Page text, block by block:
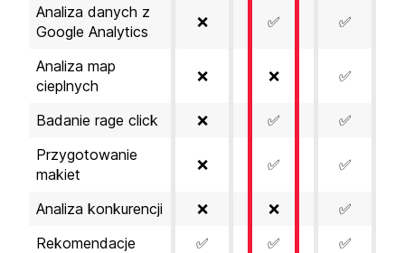
Analiza danych z
Google Analytics
❌ ✅ ✅
Analiza map
cieplnych
❌ ❌ ✅
Badanie rage click ❌ ✅
✅
Przygotowanie
makiet
❌ ✅ ✅
Analiza konkurencji ❌ ❌
✅
Rekomendacje
✅ ✅
✅